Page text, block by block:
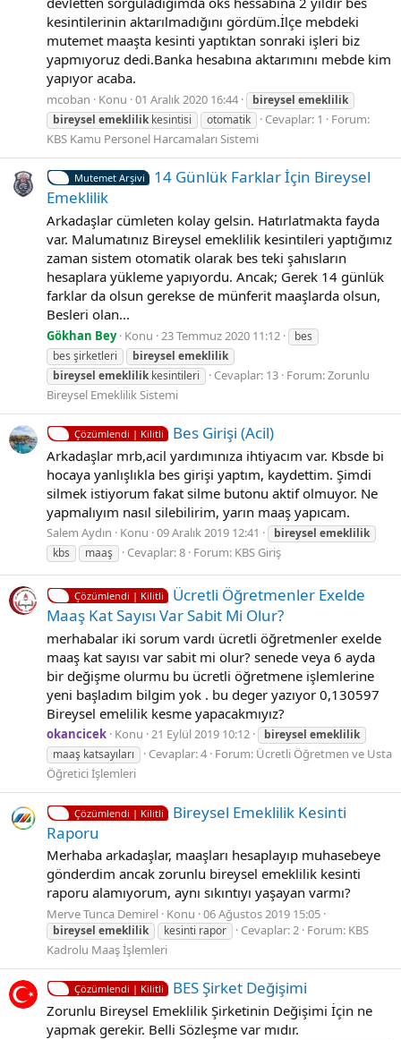
kesintilerinin aktarılmadığını gördüm.İlçe mebdeki
mutemet maaşta kesinti yaptıktan sonraki işleri biz
yapmıyoruz dedi.Banka hesabına aktarımını mebde kim
yapıyor acaba.
mcoban Konu 01 Aralık 2020 16:44 bireysel emeklilik
bireysel emeklilik kesintisi otomatik Cevaplar: 1
Forum:
KBS Kamu Personel Harcamaları Sistemi
Mutemet Arşivi
14 Günlük Farklar İçin Bireysel
Emeklilik
Arkadaşlar cümleten kolay gelsin. Hatırlatmakta fayda
var. Malumatınız Bireysel emeklilik kesintileri yaptığımız
zaman sistem otomatik olarak bes teki şahısların
hesaplara yükleme yapıyordu. Ancak; Gerek 14 günlük
farklar da olsun gerekse de münferit maaşlarda olsun,
Besleri olan...
Gökhan Bey Konu 23 Temmuz 2020 11:12
bes
bes şirketleri
bireysel emeklilik
bireysel emeklilik kesintileri Cevaplar: 13 Forum:Zorunlu
Bireysel Emeklilik Sistemi
Çözümlendi | Kilitli Bes Girişi (Acil)
Arkadaşlar mrb,acil yardımınıza ihtiyacım var. Kbsde bi
hocaya yanlışlıkla bes girişi yaptım, kaydettim. Şimdi
silmek istiyorum fakat silme butonu aktif olmuyor. Ne
yapmalıyım nasıl silebilirim, yarın maaş yapıcam.
Salem Aydın Konu 09 Aralık 2019 12:41 bireysel emeklilik
kbs
maaş Cevaplar: 8 Forum: KBS Giriş
Çözümlendi | Kilitli
Ücretli Öğretmenler Exelde
Maaş Kat Sayısı Var Sabit Mi Olur?
merhabalar iki sorum vardı ücretli öğretmenler exelde
maaş kat sayısı var sabit mi olur? senede veya 6 ayda
bir değişme olurmu bu ücretli öğretmene işlemlerine
yeni başladım bilgim yok . bu deger yazıyor 0,130597
Bireysel emelilik kesme yapacakmıyız?
okancicek Konu 21 Eylül 2019 10:12 bireysel emeklilik
maaş katsayıları
Cevaplar: 4 Forum: Ücretli Öğretmen ve Usta
Öğretici İşlemleri
Çözümlendi | Kilitli
Bireysel Emeklilik Kesinti
Raporu
Merhaba arkadaşlar, maaşları hesaplayıp muhasebeye
gönderdim ancak zorunlu bireysel emeklilik kesinti
raporu alamıyorum, aynı sıkıntıyı yaşayan varmı?
Merve Tunca Demirel Konu 06 Ağustos 2019 15:05
bireysel emeklilik kesinti rapor Cevaplar: 2 Forum: KBS
Kadrolu Maaş İşlemleri
Çözümlendi | Kilitli BES Şirket Değişimi
Zorunlu Bireysel Emeklilik Şirketinin Değişimi İçin ne
yapmak gerekir. Belli Sözleşme var mıdır.